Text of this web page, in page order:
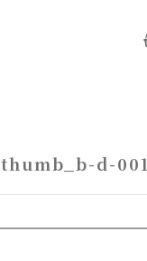
thumb_b-d-001